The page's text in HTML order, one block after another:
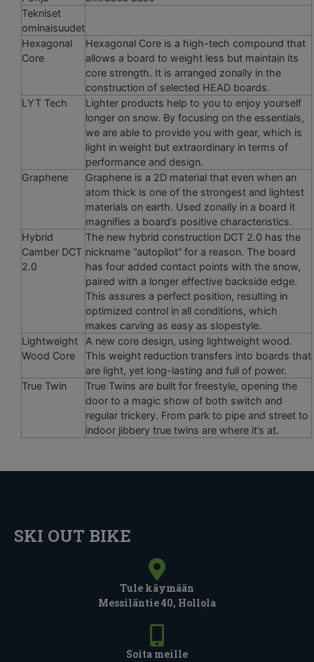
Tekniset
ominaisuudet
Hexagonal
Core
Hexagonal Core is a high-tech compound that
allows a board to weight less but maintain its
core strength. It is arranged zonally in the
construction of selected HEAD boards.
LYT Tech
Lighter products help to you to enjoy yourself
longer on snow. By focusing on the essentials,
we are able to provide you with gear, which is
light in weight but extraordinary in terms of
performance and design.
Graphene
Graphene is a 2D material that even when an
atom thick is one of the strongest and lightest
materials on earth. Used zonally in a board it
magnifies a board’s positive characteristics.
Hybrid
Camber DCT
2.0
The new hybrid construction DCT 2.0 has the
nickname “autopilot” for a reason. The board
has four added contact points with the snow,
paired with a longer effective backside edge.
This assures a perfect position, resulting in
optimized control in all conditions, which
makes carving as easy as slopestyle.
Lightweight
Wood Core
A new core design, using lightweight wood.
This weight reduction transfers into boards that
are light, yet long-lasting and full of power.
True Twin
True Twins are built for freestyle, opening the
door to a magic show of both switch and
regular trickery. From park to pipe and street to
indoor jibbery true twins are where it’s at.
SKI OUT BIKE
Tule käymään
Messiläntie 40, Hollola
Soita meille